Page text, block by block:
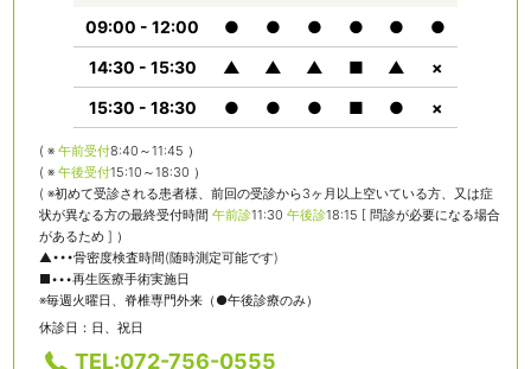
09:00 - 12:00
● ● ● ● ●
●
14:30 - 15:30
▲ ▲ ▲ ■ ▲
×
15:30 - 18:30
● ● ● ■ ● ×
( ※ 午前受付8:40～11:45 ）
( ※ 午後受付15:10～18:30 ）
( ※初めて受診される患者様、前回の受診から3ヶ月以上空いている方、又は症
状が異なる方の最終受付時間 午前診11:30 午後診18:15 [ 問診が必要になる場合
があるため ] ）
▲•••骨密度検査時間(随時測定可能です)
■•••再生医療手術実施日
※毎週火曜日、脊椎専門外来（●午後診療のみ）
休診日：日、祝日
TEL:072-756-0555